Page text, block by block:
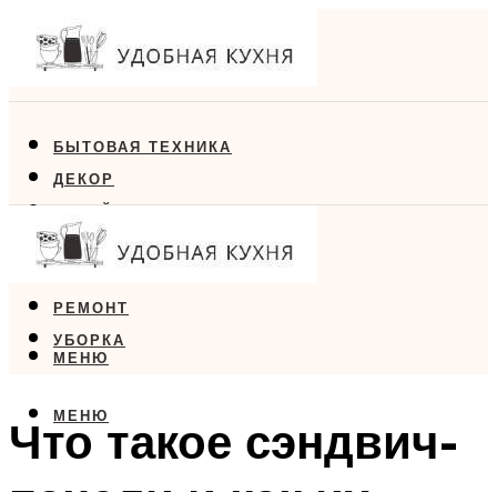
БЫТОВАЯ ТЕХНИКА
ДЕКОР
ДИЗАЙН
ЕДА
РЕМОНТ
УБОРКА
МЕНЮ
МЕНЮ
Что такое сэндвич-